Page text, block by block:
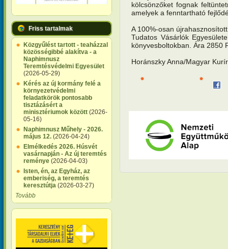
Friss tartalmak
Közgyűlést tartott - teaházzal
közösségibbé alakítva - a
Naphimnusz
Teremtésvédelmi Egyesület
(2026-05-29)
Kérés az új kormány felé a
környezetvédelmi
feladatkörök pontosabb
tisztázásért a
minisztériumok között (2026-
05-16)
Naphimnusz Műhely - 2026.
május 12. (2026-04-24)
Elmélkedés 2026. Húsvét
vasárnapján - Az új teremtés
reménye (2026-04-03)
Isten, én, az Egyház, az
emberiség, a teremtés
keresztútja (2026-03-27)
Tovább
kölcsönzőket fognak
amelyek a fenntartható
A 100%-osan
Tudatos Vásárlók
könyvesboltokban. Ára 2850
Horánszky Anna/Magyar Kurír